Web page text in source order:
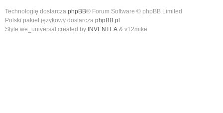
Technologię dostarcza phpBB® Forum Software © phpBB Limited
Polski pakiet językowy dostarcza phpBB.pl
Style we_universal created by INVENTEA & v12mike